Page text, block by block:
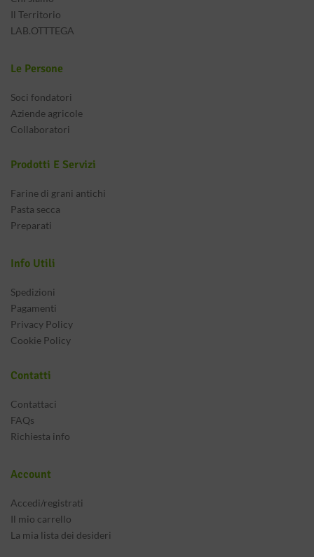
Il Territorio
LAB.OTTTEGA
Le Persone
Soci fondatori
Aziende agricole
Collaboratori
Prodotti E Servizi
Farine di grani antichi
Pasta secca
Preparati
Info Utili
Spedizioni
Pagamenti
Privacy Policy
Cookie Policy
Contatti
Contattaci
FAQs
Richiesta info
Account
Accedi/registrati
Il mio carrello
La mia lista dei desideri